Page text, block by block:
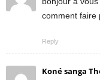
comment faire
Reply
Koné sanga